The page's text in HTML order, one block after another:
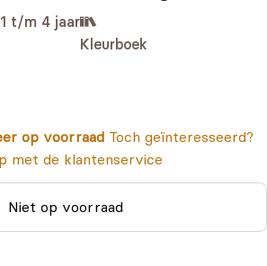
1 t/m 4 jaar
Kleurboek
op voorraad Toch geïnteresseerd?
met de klantenservice
Niet op voorraad